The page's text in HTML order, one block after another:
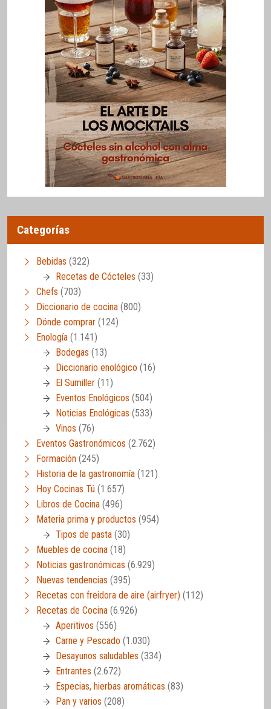
Categorías
Bebidas (322)
Recetas de Cócteles (33)
Chefs (703)
Diccionario de cocina (800)
Dónde comprar (124)
Enología (1.141)
Bodegas (13)
Diccionario enológico (16)
El Sumiller (11)
Eventos Enológicos (504)
Noticias Enológicas (533)
Vinos (76)
Eventos Gastronómicos (2.762)
Formación (245)
Historia de la gastronomía (121)
Hoy Cocinas Tú (1.657)
Libros de Cocina (496)
Materia prima y productos (954)
Tipos de pasta (30)
Muebles de cocina (18)
Noticias gastronómicas (6.929)
Nuevas tendencias (395)
Recetas con freidora de aire (airfryer) (112)
Recetas de Cocina (6.926)
Aperitivos (556)
Carne y Pescado (1.030)
Desayunos saludables (334)
Entrantes (2.672)
Especias, hierbas aromáticas (83)
Pan y varios (208)